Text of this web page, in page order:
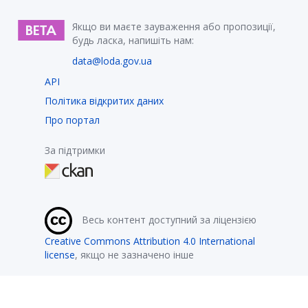
Якщо ви маєте зауваження або пропозиції,
будь ласка, напишіть нам:
data@loda.gov.ua
API
Політика відкритих даних
Про портал
За підтримки
Весь контент доступний за ліцензією
Creative Commons Attribution 4.0 International
license, якщо не зазначено інше